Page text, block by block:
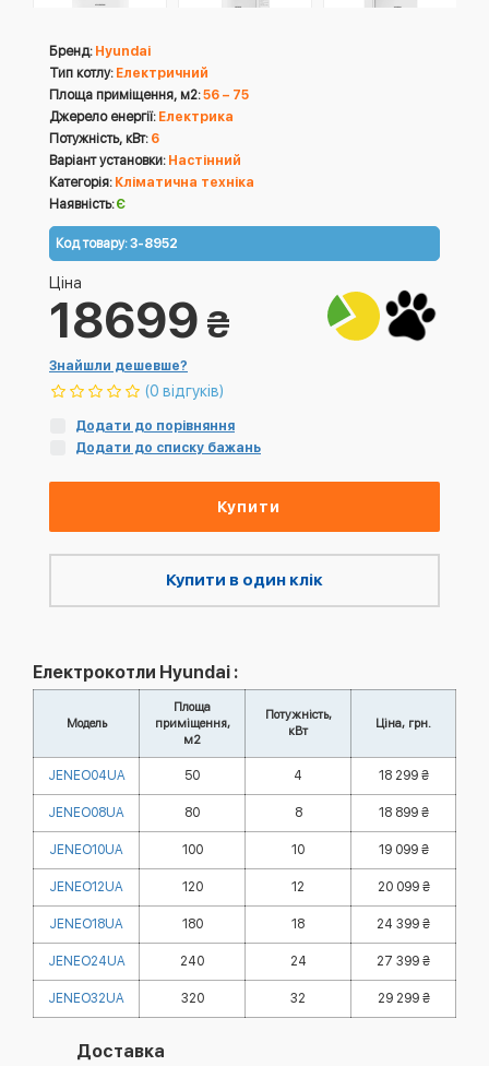
Бренд: Hyundai
Тип котлу: Електричний
Площа приміщення, м2:56 – 75
Джерело енергії: Електрика
Потужність, кВт: 6
Варіант установки: Настінний
Категорія: Кліматична техніка
Наявність:Є
Код товару:3-8952
Ціна
18699 ₴
Знайшли дешевше?
(0 відгуків)
Додати до порівняння
Додати до списку бажань
Купити
Купити в один клік
Електрокотли Hyundai :
Модель
Площа
приміщення,
м2
Потужність,
кВт
Ціна, грн.
JENEO04UA 50 4 18 299 ₴
JENEO08UA 80 8 18 899 ₴
JENEO10UA 100 10 19 099 ₴
JENEO12UA 120 12 20 099 ₴
JENEO18UA 180 18 24 399 ₴
JENEO24UA 240 24 27 399 ₴
JENEO32UA 320 32 29 299 ₴
Доставка